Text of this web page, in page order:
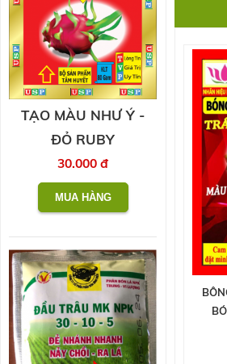
TẠO MÀU NHƯ Ý -
ĐỎ RUBY
30.000 đ